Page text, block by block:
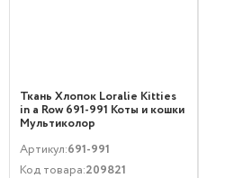
Ткань Хлопок Loralie Kitties
in a Row 691-991 Коты и кошки
Мультиколор
Артикул:691-991
Код товара:209821